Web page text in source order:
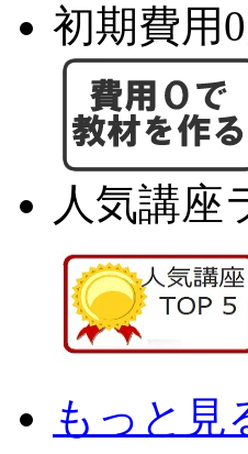
初期費用
人気講座
もっと見